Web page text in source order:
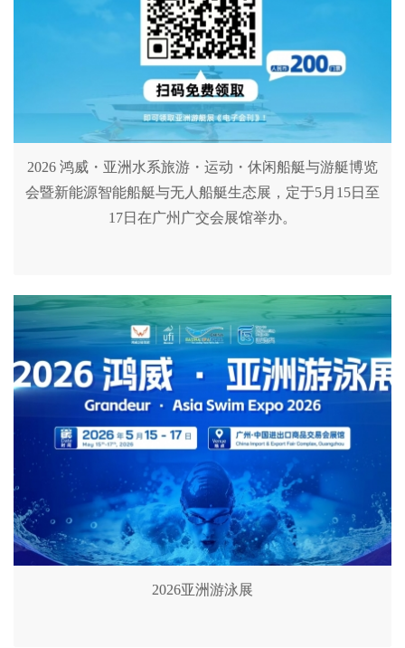
2026 鸿威・亚洲水系旅游・运动・休闲船艇与游艇博览
会暨新能源智能船艇与无人船艇生态展，定于5月15日至
17日在广州广交会展馆举办。
2026亚洲游泳展